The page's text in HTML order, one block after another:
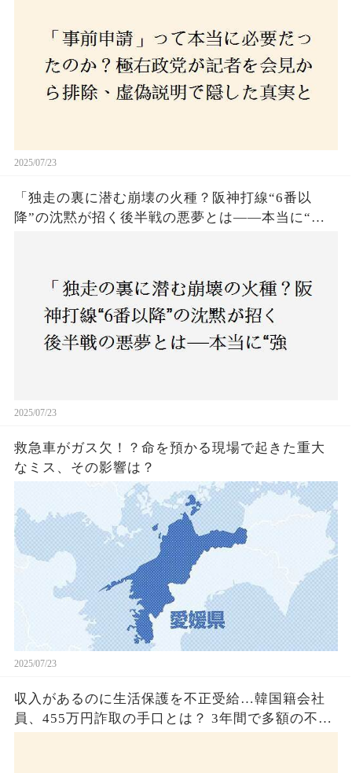
2025/07/23
「独走の裏に潜む崩壊の火種？阪神打線“6番以
降”の沈黙が招く後半戦の悪夢とは——本当に“強
2025/07/23
救急車がガス欠！？命を預かる現場で起きた重大
なミス、その影響は？
2025/07/23
収入があるのに生活保護を不正受給…韓国籍会社
員、455万円詐取の手口とは？ 3年間で多額の不正